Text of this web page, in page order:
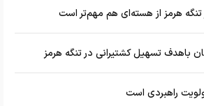
تنگه هرمز از هسته‌ای هم مهم‌تر است
باهدف تسهیل کشتیرانی در تنگه هرمز
راهبردی است